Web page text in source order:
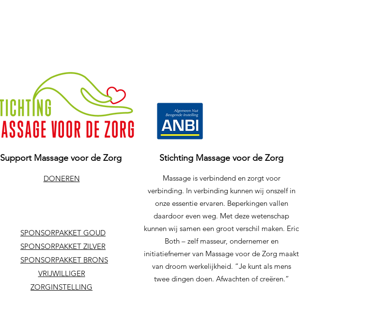
Support Massage voor de Zorg Stichting Massage voor de Zorg
DONEREN
SPONSORPAKKET GOUD
SPONSORPAKKET ZILVER
SPONSORPAKKET BRONS
VRIJWILLIGER
ZORGINSTELLING
Massage is verbindend en zorgt voor
verbinding. In verbinding kunnen wij onszelf in
onze essentie ervaren. Beperkingen vallen
daardoor even weg. Met deze wetenschap
kunnen wij samen een groot verschil maken. Eric
Both – zelf masseur, ondernemer en
initiatiefnemer van Massage voor de Zorg maakt
van droom werkelijkheid. “Je kunt als mens
twee dingen doen. Afwachten of creëren.”